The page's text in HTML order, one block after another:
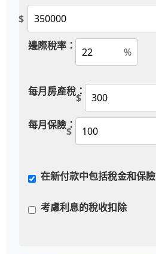
$
邊際稅率： %
每月房產稅：
$
每月保險：
$
在新付款中包括稅金和保險
考慮利息的稅收扣除